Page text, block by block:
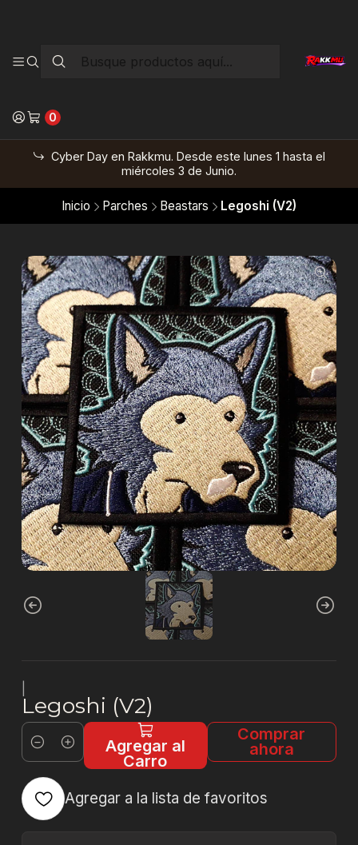
0
Cyber Day en Rakkmu. Desde este lunes 1 hasta el
miércoles 3 de Junio.
Inicio Parches Beastars Legoshi (V2)
Legoshi (V2)
Cantidad Agregar al
Carro
Comprar
ahora
Agregar a la lista de favoritos